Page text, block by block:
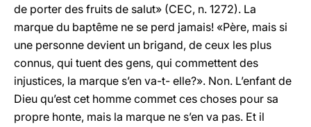
de porter des fruits de salut» (CEC, n. 1272). La
marque du baptême ne se perd jamais! «Père, mais si
une personne devient un brigand, de ceux les plus
connus, qui tuent des gens, qui commettent des
injustices, la marque s’en va-t- elle?». Non. L’enfant de
Dieu qu’est cet homme commet ces choses pour sa
propre honte, mais la marque ne s’en va pas. Et il